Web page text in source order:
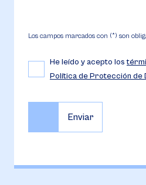
Los campos marcados con (*) son
He leído y acepto los
Política de Protección de